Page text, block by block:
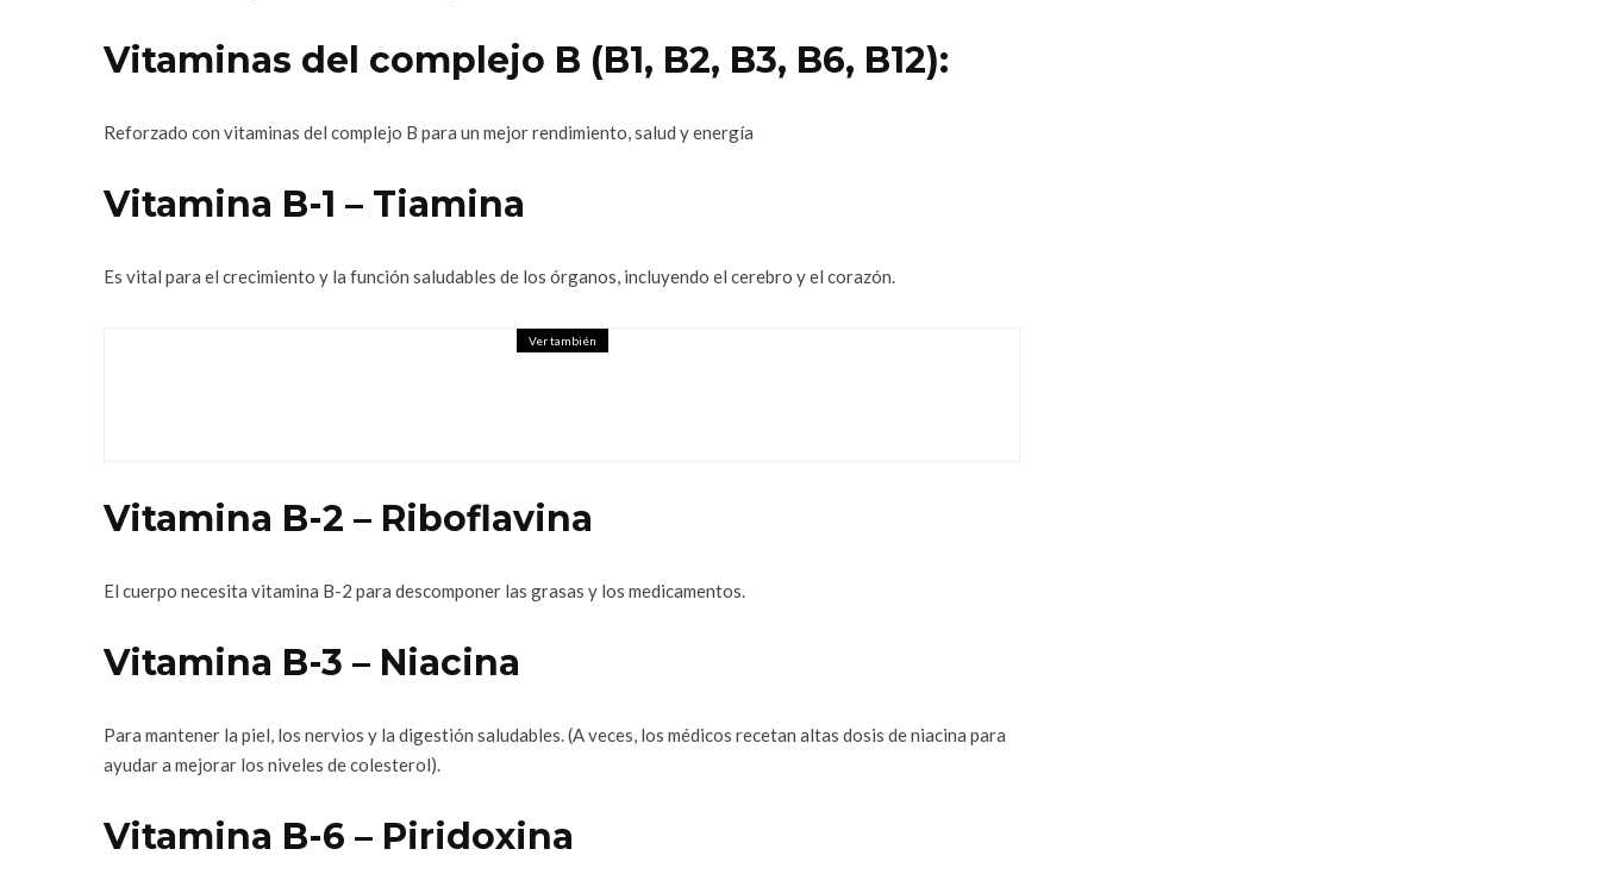
Vitaminas del complejo B (B1, B2, B3, B6, B12):
Reforzado con vitaminas del complejo B para un mejor rendimiento, salud y energía
Vitamina B-1 – Tiamina
Es vital para el crecimiento y la función saludables de los órganos, incluyendo el cerebro y el corazón.
Ver también
Vitamina B-2 – Riboflavina
El cuerpo necesita vitamina B-2 para descomponer las grasas y los medicamentos.
Vitamina B-3 – Niacina
Para mantener la piel, los nervios y la digestión saludables. (A veces, los médicos recetan altas dosis de niacina para
ayudar a mejorar los niveles de colesterol).
Vitamina B-6 – Piridoxina